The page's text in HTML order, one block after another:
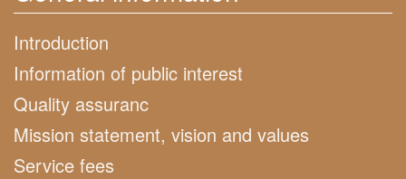
Introduction
Information of public interest
Quality assuranc
Mission statement, vision and values
Service fees